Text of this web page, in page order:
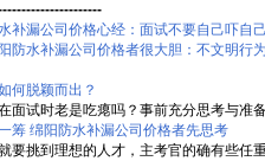
补漏公司价格心经：面试不要自己吓自己
防水补漏公司价格者很大胆：不文明行
何脱颖而出？
面试时老是吃瘪吗？事前充分思考与准
筹 绵阳防水补漏公司价格者先思考
要挑到理想的人才，主考官的确有些任